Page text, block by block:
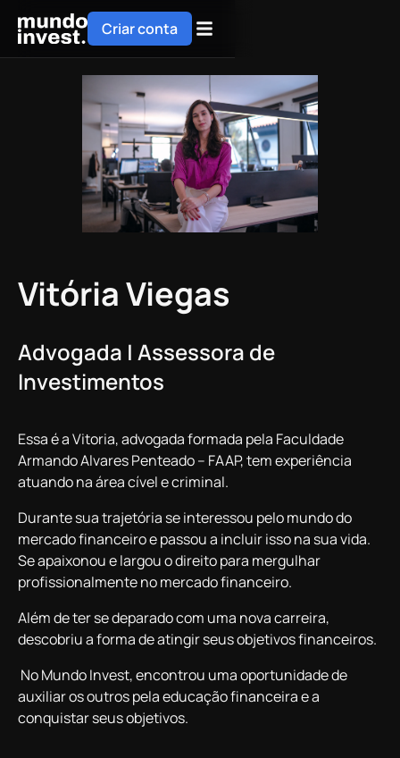
Criar conta
Vitória Viegas
Advogada | Assessora de
Investimentos
Essa é a Vitoria, advogada formada pela Faculdade
Armando Alvares Penteado – FAAP, tem experiência
atuando na área cível e criminal.
Durante sua trajetória se interessou pelo mundo do
mercado financeiro e passou a incluir isso na sua vida.
Se apaixonou e largou o direito para mergulhar
profissionalmente no mercado financeiro.
Além de ter se deparado com uma nova carreira,
descobriu a forma de atingir seus objetivos financeiros.
No Mundo Invest, encontrou uma oportunidade de
auxiliar os outros pela educação financeira e a
conquistar seus objetivos.